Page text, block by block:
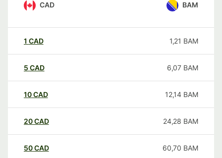
CAD BAM
1 CAD 1,21 BAM
5 CAD 6,07 BAM
10CAD 12,14 BAM
20CAD 24,28 BAM
50CAD 60,70 BAM